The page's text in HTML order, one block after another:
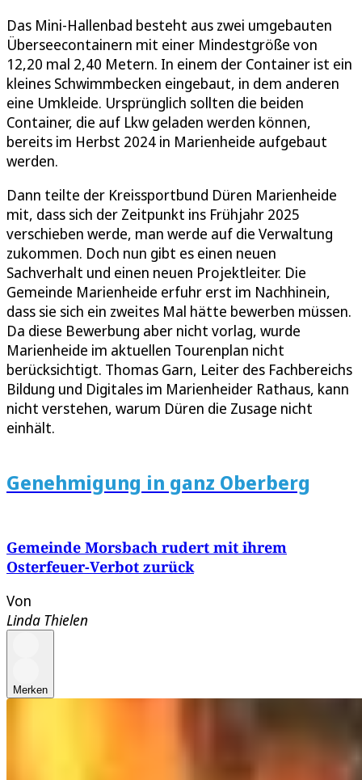
Das Mini-Hallenbad besteht aus zwei umgebauten
Überseecontainern mit einer Mindestgröße von
12,20 mal 2,40 Metern. In einem der Container ist ein
kleines Schwimmbecken eingebaut, in dem anderen
eine Umkleide. Ursprünglich sollten die beiden
Container, die auf Lkw geladen werden können,
bereits im Herbst 2024 in Marienheide aufgebaut
werden.
Dann teilte der Kreissportbund Düren Marienheide
mit, dass sich der Zeitpunkt ins Frühjahr 2025
verschieben werde, man werde auf die Verwaltung
zukommen. Doch nun gibt es einen neuen
Sachverhalt und einen neuen Projektleiter. Die
Gemeinde Marienheide erfuhr erst im Nachhinein,
dass sie sich ein zweites Mal hätte bewerben müssen.
Da diese Bewerbung aber nicht vorlag, wurde
Marienheide im aktuellen Tourenplan nicht
berücksichtigt. Thomas Garn, Leiter des Fachbereichs
Bildung und Digitales im Marienheider Rathaus, kann
nicht verstehen, warum Düren die Zusage nicht
einhält.
Genehmigung in ganz Oberberg
Gemeinde Morsbach rudert mit ihrem
Osterfeuer-Verbot zurück
Von
Linda Thielen
Merken